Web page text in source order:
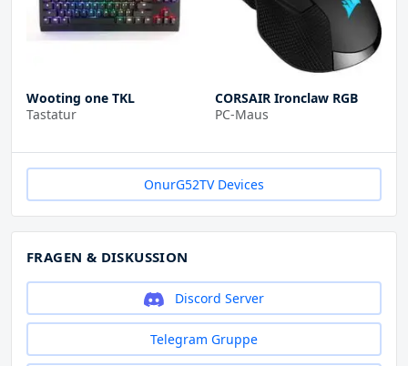
Wooting one TKL
Tastatur
CORSAIR Ironclaw RGB
PC-Maus
OnurG52TV Devices
FRAGEN & DISKUSSION
Discord Server
Telegram Gruppe